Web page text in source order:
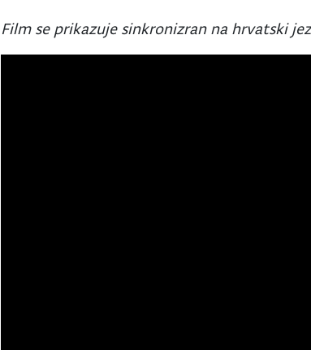
Film se prikazuje sinkronizran na hrvatski